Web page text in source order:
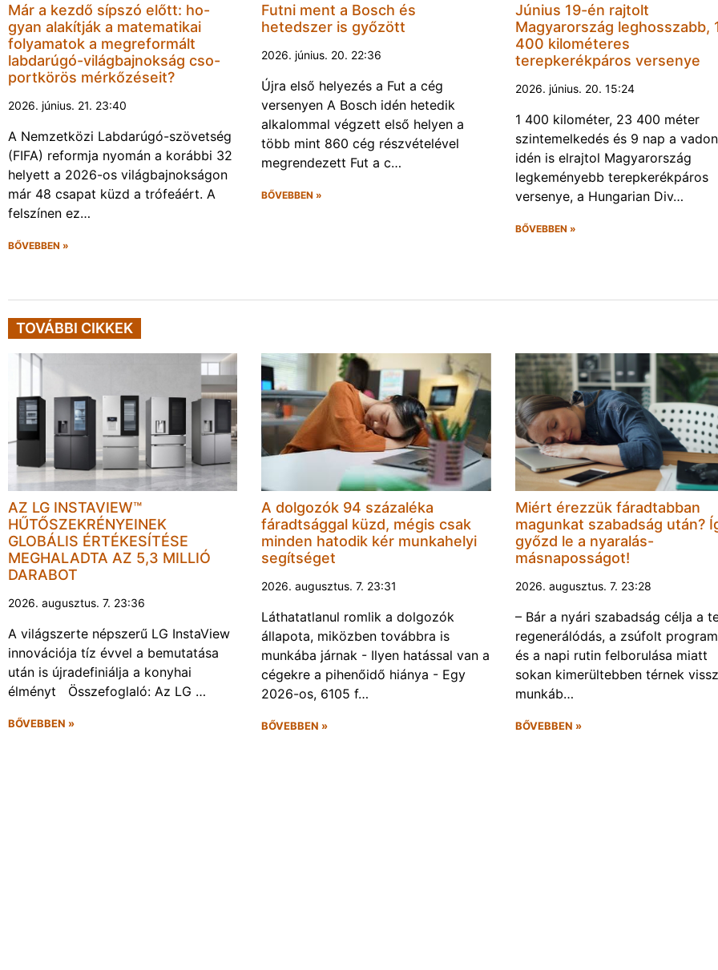
Már a kezdő sípszó előtt: ho-
gyan alakítják a matematikai
folyamatok a megreformált
labdarúgó-világbajnokság cso-
portkörös mérkőzéseit?
2026. június. 21. 23:40
A Nemzetközi Labdarúgó-szövetség
(FIFA) reformja nyomán a korábbi 32
helyett a 2026-os világbajnokságon
már 48 csapat küzd a trófeáért. A
felszínen ez…
BŐVEBBEN »
Futni ment a Bosch és
hetedszer is győzött
2026. június. 20. 22:36
Újra első helyezés a Fut a cég
versenyen A Bosch idén hetedik
alkalommal végzett első helyen a
több mint 860 cég részvételével
megrendezett Fut a c…
BŐVEBBEN »
Június 19-én rajtolt
Magyarország leghosszabb,
400 kilométeres
terepkerékpáros versenye
2026. június. 20. 15:24
1 400 kilométer, 23 400 méter
szintemelkedés és 9 nap a
idén is elrajtol Magyarország
legkeményebb terepkerékpáros
versenye, a Hungarian Div…
BŐVEBBEN »
TOVÁBBI CIKKEK
AZ LG INSTAVIEW™
HŰTŐSZEKRÉNYEINEK
GLOBÁLIS ÉRTÉKESÍTÉSE
MEGHALADTA AZ 5,3 MILLIÓ
DARABOT
2026. augusztus. 7. 23:36
A világszerte népszerű LG InstaView
innovációja tíz évvel a bemutatása
után is újradefiniálja a konyhai
élményt Összefoglaló: Az LG …
BŐVEBBEN »
A dolgozók 94 százaléka
fáradtsággal küzd, mégis csak
minden hatodik kér munkahelyi
segítséget
2026. augusztus. 7. 23:31
Láthatatlanul romlik a dolgozók
állapota, miközben továbbra is
munkába járnak - Ilyen hatással van a
cégekre a pihenőidő hiánya - Egy
2026-os, 6105 f…
BŐVEBBEN »
Miért érezzük fáradtabban
magunkat szabadság után?
győzd le a nyaralás-
másnaposságot!
2026. augusztus. 7. 23:28
– Bár a nyári szabadság célja a
regenerálódás, a zsúfolt
és a napi rutin felborulása miatt
sokan kimerültebben térnek
munkáb…
BŐVEBBEN »